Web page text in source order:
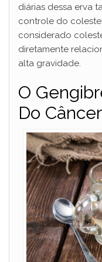
diárias dessa erva
controle do
considerado
diretamente
alta gravidade.
O
Do Câncer